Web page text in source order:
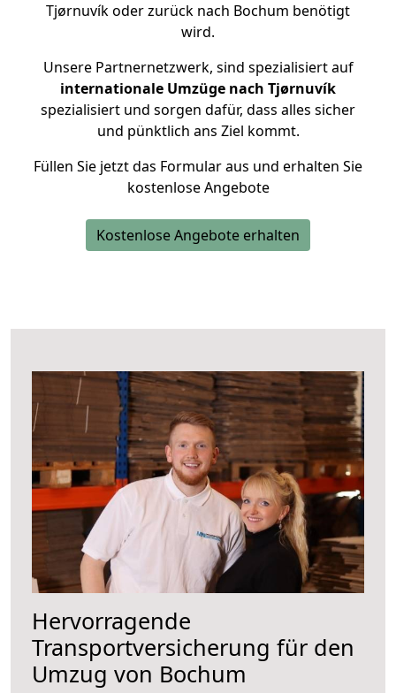
Tjørnuvík oder zurück nach Bochum benötigt
wird.
Unsere Partnernetzwerk, sind spezialisiert auf
internationale Umzüge nach Tjørnuvík
spezialisiert und sorgen dafür, dass alles sicher
und pünktlich ans Ziel kommt.
Füllen Sie jetzt das Formular aus und erhalten Sie
kostenlose Angebote
Kostenlose Angebote erhalten
Hervorragende
Transportversicherung für den
Umzug von Bochum